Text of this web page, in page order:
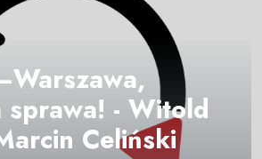
sprawa! - Witold
Celiński